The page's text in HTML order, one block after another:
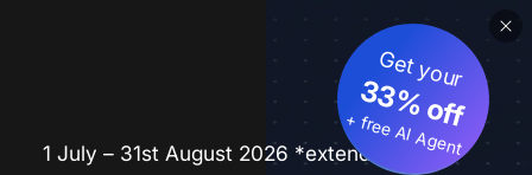
1 July – 31st August 2026 *extended
Get your
33% off
+ free AI Agent